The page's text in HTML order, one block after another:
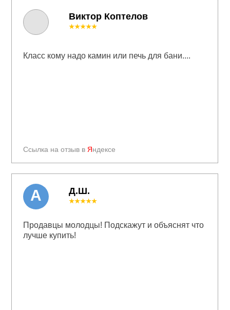
Ссылка на отзыв в Яндексе
★★★★★
Класс кому надо камин или печь для бани....
Д.Ш.
★★★★★
Продавцы молодцы! Подскажут и объяснят что
лучше купить!
А
Виктор Коптелов